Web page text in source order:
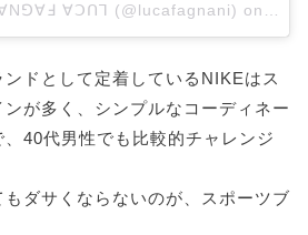
ꓯꓛꓵꓶ (@lucafagnani) on Aug
ドとして定着しているNIKEはス
が多く、シンプルなコーディネー
、40代男性でも比較的チャレンジ
ダサくならないのが、スポーツブ